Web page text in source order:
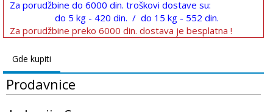
Za porudžbine do 6000 din. troškovi dostave su:
do 5 kg - 420 din. / do 15 kg - 552 din.
Za porudžbine preko 6000 din. dostava je besplatna !
Gde kupiti
Prodavnice